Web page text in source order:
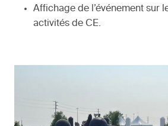
Affichage de l’événement sur
activités de CE.